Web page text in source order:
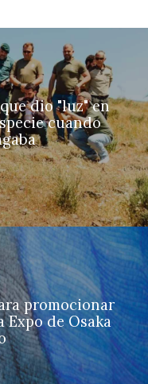
dio "luz" en
cuando
promocionar
de Osaka